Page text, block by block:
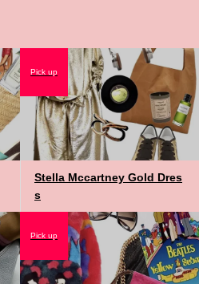
Stella Mccartney Gold Dres
s
Pick up
Pick up